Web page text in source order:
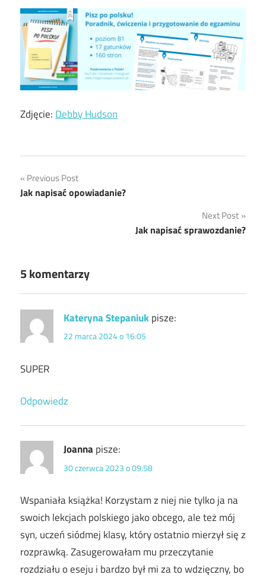
Zdjęcie: Debby Hudson
Nawigacja
wpisu
Previous Post
Jak napisać opowiadanie?
Next Post
Jak napisać sprawozdanie?
5 komentarzy
Kateryna Stepaniukpisze:
22 marca 2024 o 16:05
SUPER
Odpowiedz
Joanna pisze:
30 czerwca 2023 o 09:58
Wspaniała książka! Korzystam z niej nie tylko ja na
swoich lekcjach polskiego jako obcego, ale też mój
syn, uczeń siódmej klasy, który ostatnio mierzył się z
rozprawką. Zasugerowałam mu przeczytanie
rozdziału o eseju i bardzo był mi za to wdzięczny, bo